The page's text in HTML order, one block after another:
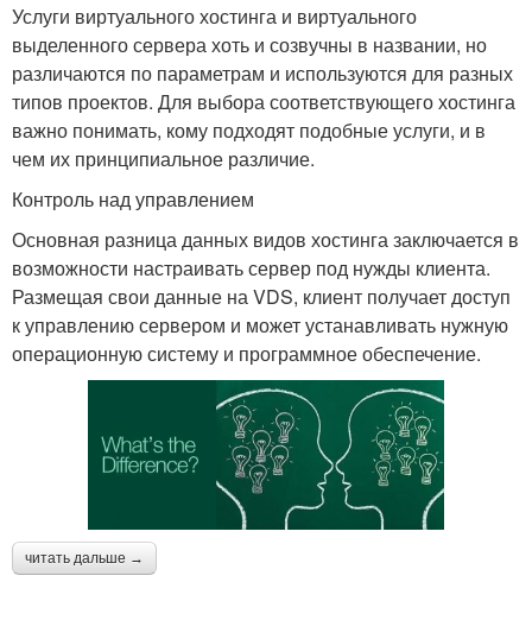
Услуги виртуального хостинга и виртуального
выделенного сервера хоть и созвучны в названии, но
различаются по параметрам и используются для разных
типов проектов. Для выбора соответствующего хостинга
важно понимать, кому подходят подобные услуги, и в
чем их принципиальное различие.
Контроль над управлением
Основная разница данных видов хостинга заключается в
возможности настраивать сервер под нужды клиента.
Размещая свои данные на VDS, клиент получает доступ
к управлению сервером и может устанавливать нужную
операционную систему и программное обеспечение.
читать дальше →